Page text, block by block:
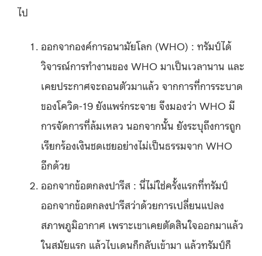
ไป
ออกจากองค์การอนามัยโลก (WHO) : ทรัมป์ได้
วิจารณ์การทำงานของ WHO มาเป็นเวลานาน และ
เคยประกาศจะถอนตัวมาแล้ว จากการที่การระบาด
ของโควิด-19 ยังแพร่กระจาย จึงมองว่า WHO มี
การจัดการที่ล้มเหลว นอกจากนั้น ยังระบุถึงการถูก
เรียกร้องเงินชดเชยอย่างไม่เป็นธรรมจาก WHO
อีกด้วย
ออกจากข้อตกลงปารีส : นี่ไม่ใช่ครั้งแรกที่ทรัมป์
ออกจากข้อตกลงปารีสว่าด้วยการเปลี่ยนแปลง
สภาพภูมิอากาศ เพราะเขาเคยตัดสินใจออกมาแล้ว
ในสมัยแรก แล้วไบเดนก็กลับเข้ามา แล้วทรัมป์ก็